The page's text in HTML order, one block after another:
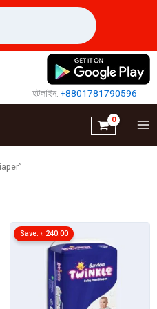
হটলাইন:+8801781790596
Save: ৳ 240.00